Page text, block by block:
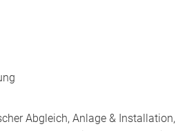
Abgleich, Anlage & Installation,